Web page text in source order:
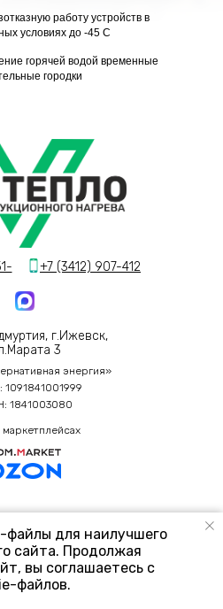
файлы для наилучшего
сайта. Продолжая
вы соглашаетесь с
файлов.
работу устройств в
условиях до -45 С
горячей водой временные
городки
+7 (3412) 907-412
энергия»
1091841001999
1841003080
г.Ижевск,
3
Фонда Содействия
Инновациям